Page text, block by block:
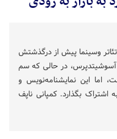
وسینما پیش از درگذشتش
آسوشیتدپرس، در حالی که سم
۷۳ سالگی درگذشت، اما این نمایشنامه‌نویس و
اشتراک بگذارد. کمپانی ناپف